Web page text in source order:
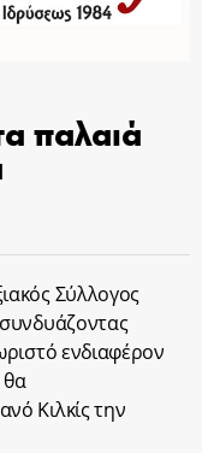
παλαιά
Σύλλογος
ενδιαφέρον
θα
Κιλκίς την